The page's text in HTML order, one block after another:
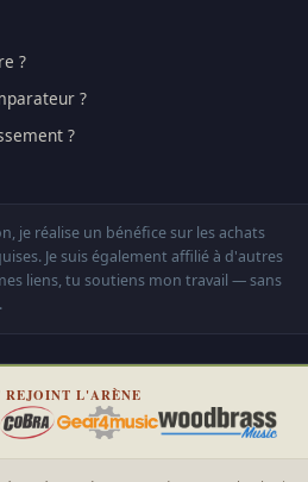
?
?
?
je réalise un bénéfice sur les achats
Je suis également affilié à d'autres
liens, tu soutiens mon travail — sans
REJOINT L'ARÈNE